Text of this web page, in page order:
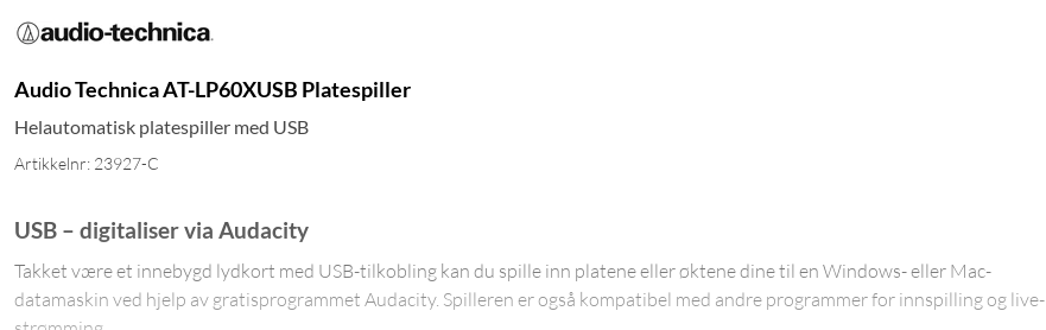
Audio Technica AT-LP60XUSB Platespiller
Helautomatisk platespiller med USB
Artikkelnr: 23927-C
USB – digitaliser via Audacity
Takket være et innebygd lydkort med USB-tilkobling kan du spille inn platene eller øktene dine til en Windows- eller Mac-
datamaskin ved hjelp av gratisprogrammet Audacity. Spilleren er også kompatibel med andre programmer for innspilling og live-